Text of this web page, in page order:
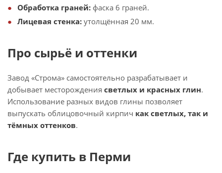
Обработка граней: фаска 6 граней.
Лицевая стенка: утолщённая 20 мм.
Про сырьё и оттенки
Завод «Строма» самостоятельно разрабатывает и
добывает месторождения светлых и красных глин.
Использование разных видов глины позволяет
выпускать облицовочный кирпич как светлых, так и
тёмных оттенков.
Где купить в Перми